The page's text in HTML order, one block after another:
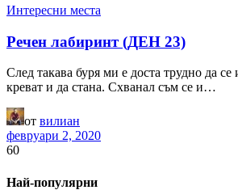
Интересни места
Речен лабиринт (ДЕН 23)
След такава буря ми е доста трудно да
креват и да стана. Схванал съм се и…
от вилиан
февруари 2, 2020
60
Най-популярни